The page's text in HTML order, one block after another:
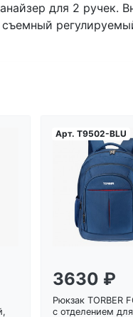
для 2 ручек.
Арт. T9502-BLU
3630 ₽
Рюкзак TORBER
с отделением для